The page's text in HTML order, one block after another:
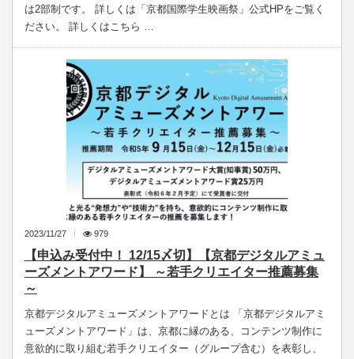
は2部制です。 詳しくは「京都国際学生映画祭」公式HPをご覧く
ださい。 詳しくはこちら …
2023/11/27 979
【申込み受付中！ 12/15〆切】【京都デジタルアミュ
ーズメントアワード】 ～若手クリエイター推薦募集
～
京都デジタルアミューズメントアワードとは 「京都デジタルアミ
ューズメントアワード」は、京都に縁のある、コンテンツ制作に
意欲的に取り組む若手クリエイター（グループ含む）を表彰し、